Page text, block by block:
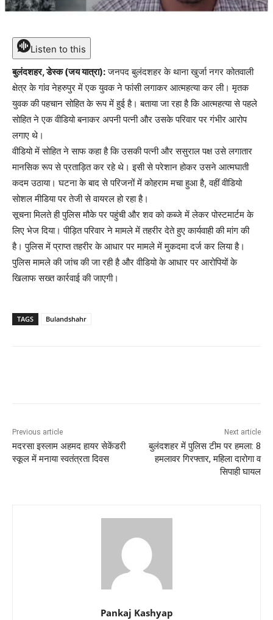
Listen to this
बुलंदशहर, डेस्क (जय यात्रा):जनपद बुलंदशहर के थाना खुर्जा नगर कोतवाली
क्षेत्र के गांव नेहरुपुर में एक युवक ने फांसी लगाकर आत्महत्या कर ली। मृतक
युवक की पहचान सोहित के रूप में हुई है। बताया जा रहा है कि आत्महत्या से पहले
सोहित ने एक वीडियो बनाकर अपनी पत्नी और उसके परिवार पर गंभीर आरोप
लगाए थे।
वीडियो में सोहित ने साफ कहा है कि उसकी पत्नी और ससुराल पक्ष उसे लगातार
मानसिक रूप से प्रताड़ित कर रहे थे। इसी से परेशान होकर उसने आत्मघाती
कदम उठाया। घटना के बाद से परिजनों में कोहराम मचा हुआ है, वहीं वीडियो
सोशल मीडिया पर तेजी से वायरल हो रहा है।
सूचना मिलते ही पुलिस मौके पर पहुंची और शव को कब्जे में लेकर पोस्टमार्टम के
लिए भेज दिया। पीड़ित परिवार ने मामले में तहरीर देते हुए कार्यवाही की मांग की
है। पुलिस में प्राप्त तहरीर के आधार पर मामले में मुकदमा दर्ज कर लिया है।
पुलिस मामले की जांच की जा रही है और वीडियो के आधार पर आरोपियों के
खिलाफ सख्त कार्रवाई की जाएगी।
TAGS Bulandshahr
Previous article
मदरसा इस्लाम अहमद हायर सेकेंडरी
स्कूल में मनाया स्वतंत्रता दिवस
Next article
बुलंदशहर में पुलिस टीम पर हमला: 8
हमलावर गिरफ्तार, महिला दारोगा व
सिपाही घायल
Pankaj Kashyap